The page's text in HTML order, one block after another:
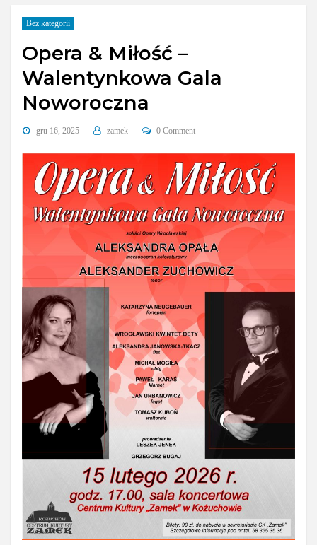
Bez kategorii
Opera & Miłość –
Walentynkowa Gala
Noworoczna
gru 16, 2025 zamek 0 Comment